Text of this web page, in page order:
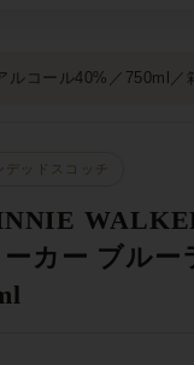
ルコール40%／750ml／
デッドスコッチ
ーカー ブルー